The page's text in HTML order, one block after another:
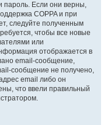
пароль. Если они верны,
COPPA и при
следуйте полученным
чтобы все новые
или
отображается в
email-сообщение,
сообщение не получено,
email либо он
что ввели правильный